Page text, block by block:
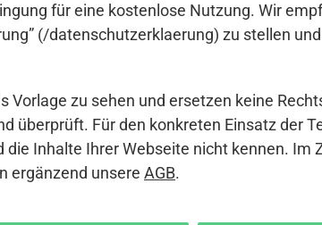
für eine kostenlose Nutzung. Wir
(/datenschutzerklaerung) zu stellen
Vorlage zu sehen und ersetzen keine
überprüft. Für den konkreten Einsatz der
Inhalte Ihrer Webseite nicht kennen.
ergänzend unsere AGB.